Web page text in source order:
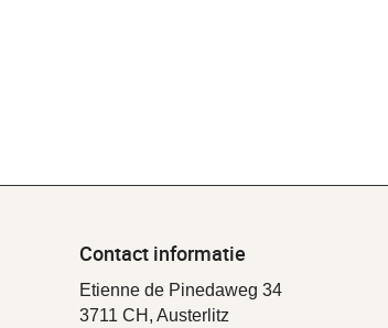
Contact informatie
Etienne de Pinedaweg 34
3711 CH, Austerlitz